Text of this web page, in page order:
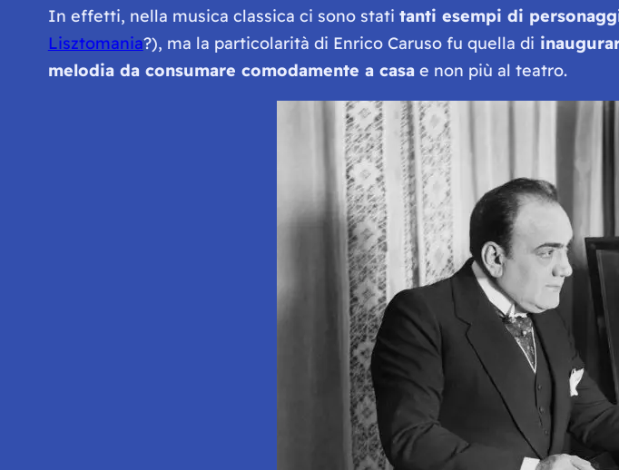
In effetti, nella musica classica ci sono stati tanti esempi di
Lisztomania?), ma la particolarità di Enrico Caruso fu quella di
melodia da consumare comodamente a casae non più al teatro.